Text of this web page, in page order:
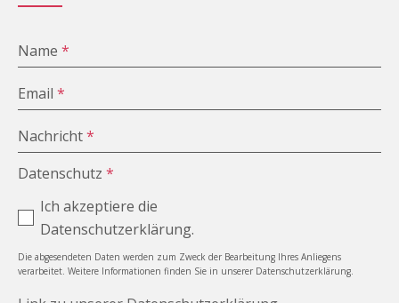
Name*
Email*
Nachricht*
Datenschutz*
Ich akzeptiere die
Datenschutzerklärung.
Die abgesendeten Daten werden zum Zweck der Bearbeitung Ihres Anliegens
verarbeitet. Weitere Informationen finden Sie in unserer Datenschutzerklärung.